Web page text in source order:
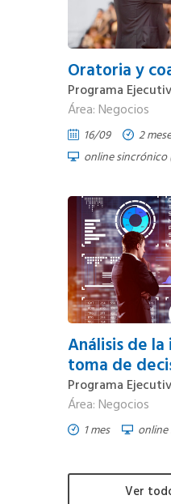
Oratoria y
Programa
Área: Negocios
16/09
2
online sincrónico
Análisis de
toma de
Programa
Área: Negocios
1 mes
Ver